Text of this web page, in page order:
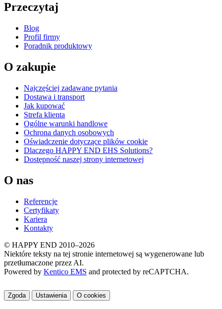
Przeczytaj
Blog
Profil firmy
Poradnik produktowy
O zakupie
Najczęściej zadawane pytania
Dostawa i transport
Jak kupować
Strefa klienta
Ogólne warunki handlowe
Ochrona danych osobowych
Oświadczenie dotyczące plików cookie
Dlaczego HAPPY END EHS Solutions?
Dostępność naszej strony internetowej
O nas
Referencje
Certyfikaty
Kariera
Kontakty
© HAPPY END 2010–2026
Niektóre teksty na tej stronie internetowej są wygenerowane lub
przetłumaczone przez AI.
Powered by Kentico EMS and protected by reCAPTCHA.
Zgoda Ustawienia O cookies